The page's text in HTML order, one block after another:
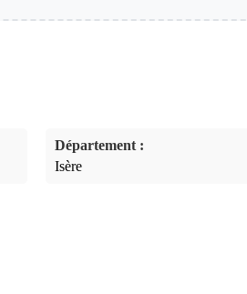
Département :
Isère